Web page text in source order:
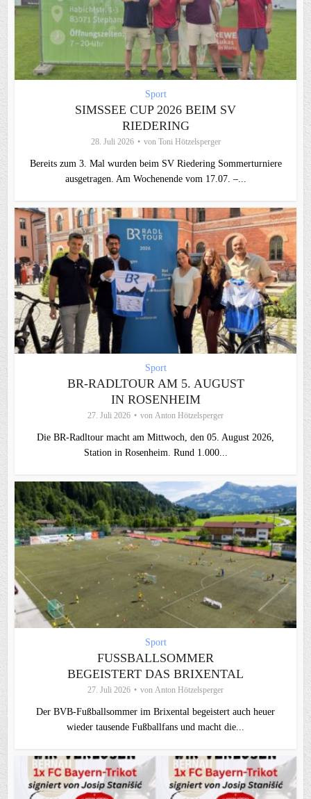
Sport
SIMSSEE CUP 2026 BEIM SV
RIEDERING
28. Juli 2026 von Toni Hötzelsperger
Bereits zum 3. Mal wurden beim SV Riedering Sommerturniere
ausgetragen. Am Wochenende vom 17.07. –...
Sport
BR-RADLTOUR AM 5. AUGUST
IN ROSENHEIM
27. Juli 2026 von Anton Hötzelsperger
Die BR-Radltour macht am Mittwoch, den 05. August 2026,
Station in Rosenheim. Rund 1.000...
Sport
FUSSBALLSOMMER B
EGEISTERT DAS BRIXENTAL
27. Juli 2026 von Anton Hötzelsperger
Der BVB-Fußballsommer im Brixental begeistert auch heuer
wieder tausende Fußballfans und macht die...